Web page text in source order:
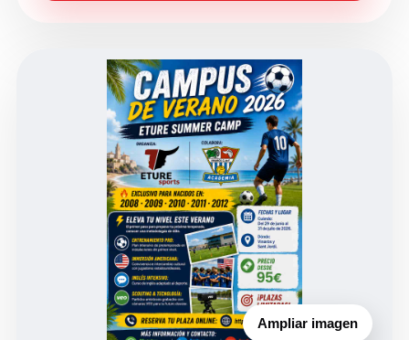
Ampliar imagen